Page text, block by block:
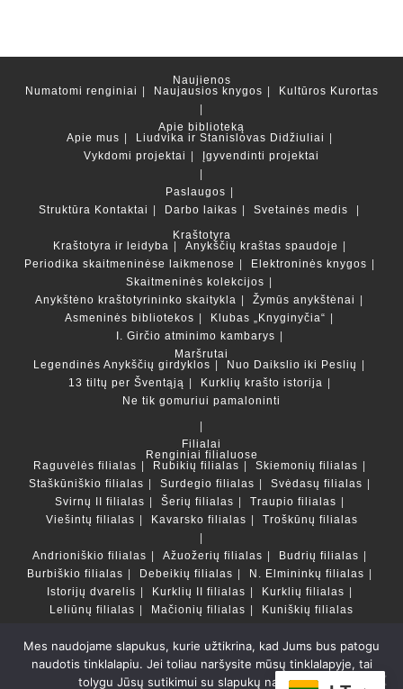
Naujienos
Numatomi renginiai
Naujausios knygos Kultūros Kurortas
Apie biblioteką
Apie mus
Liudvika ir Stanislovas Didžiuliai
Vykdomi projektai
Įgyvendinti projektai
Paslaugos
Struktūra Kontaktai Darbo laikas
Svetainės medis
Kraštotyra
Kraštotyra ir leidyba
Anykščių kraštas spaudoje
Periodika skaitmeninėse laikmenose
Elektroninės knygos
Skaitmeninės kolekcijos
Anykštėno kraštotyrininko skaitykla
Žymūs anykštėnai
Asmeninės bibliotekos
Klubas „Knyginyčia“
I. Girčio atminimo kambarys
Maršrutai
Legendinės Anykščių girdyklos
Nuo Daikslio iki Peslių
13 tiltų per Šventąją
Kurklių krašto istorija
Ne tik gomuriui pamaloninti
Filialai
Renginiai filialuose
Raguvėlės filialas
Rubikių filialas
Skiemonių filialas
Staškūniškio filialas
Surdegio filialas
Svėdasų filialas
Svirnų II filialas
Šerių filialas
Traupio filialas
Viešintų filialas
Kavarsko filialas Troškūnų filialas
Andrioniškio filialas Ažuožerių filialas
Budrių filialas
Burbiškio filialas
Debeikių filialas
N. Elmininkų filialas
Istorijų dvarelis
Kurklių II filialas
Kurklių filialas
Leliūnų filialas
Mačionių filialas Kuniškių filialas
Duomenų bazės ir katalogai
LT
Mes naudojame slapukus, kurie užtikrina, kad Jums bus patogu
naudotis tinklalapiu. Jei toliau naršysite mūsų tinklalapyje, tai
tolygu Jūsų sutikimui su slapukų naudojimu.